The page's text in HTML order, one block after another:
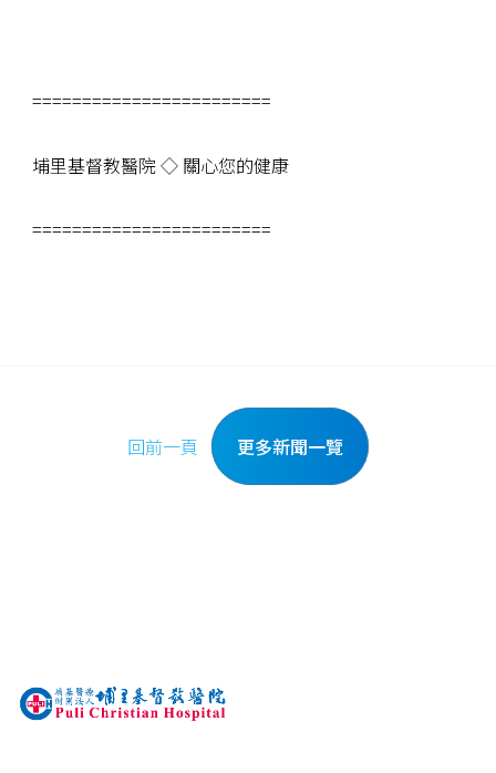
========================
埔里基督教醫院 ◇ 關心您的健康
========================
回前一頁 更多新聞一覽